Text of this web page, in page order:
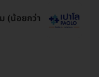
(น้อยกว่า